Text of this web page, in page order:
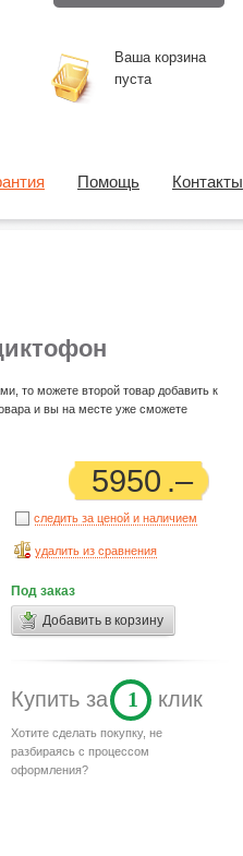
то можете второй товар добавить к
и вы на месте уже сможете
5950
следить за ценой и наличием
удалить из сравнения
Под заказ
Добавить в корзину
Купить за 1 клик
Хотите сделать покупку, не
разбираясь с процессом
оформления?
Ваша корзина
пуста
Помощь Контакты